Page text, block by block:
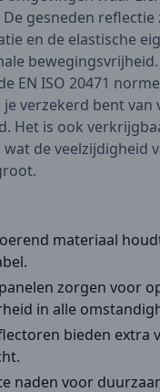
De gesneden
en de elastische
EN ISO 20471
verzekerd bent van
Het is ook
de veelzijdigheid
materiaal
zorgen voor
in alle
bieden extra
naden voor